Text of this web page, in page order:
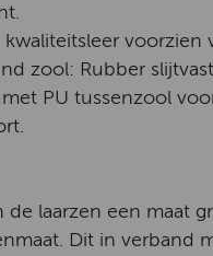
voorzien
zool: Rubber
PU tussenzool
de laarzen een maat
Dit in verband